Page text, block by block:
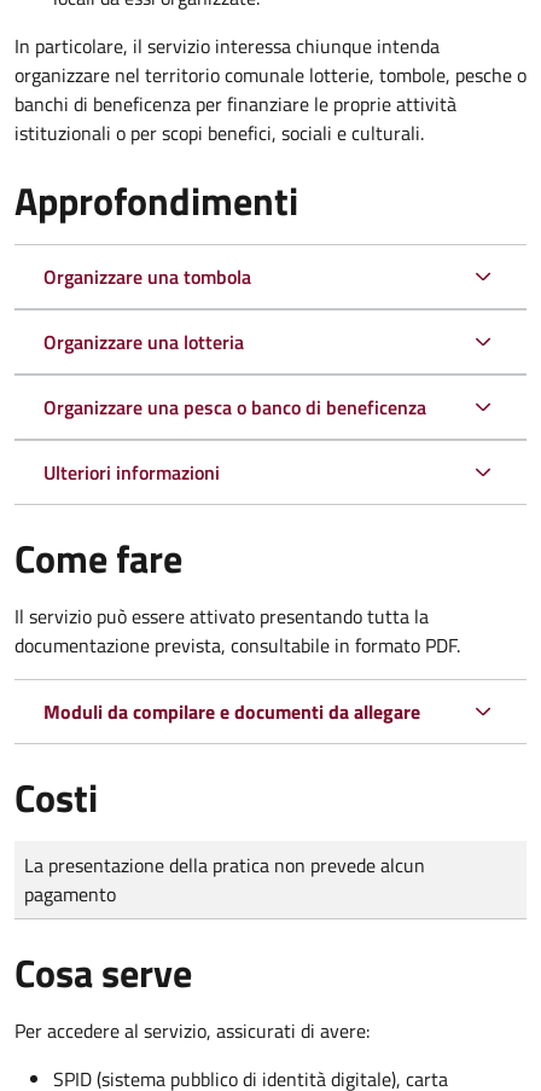
In particolare, il servizio interessa chiunque intenda
organizzare nel territorio comunale lotterie, tombole, pesche o
banchi di beneficenza per finanziare le proprie attività
istituzionali o per scopi benefici, sociali e culturali.
Approfondimenti
Organizzare una tombola
Organizzare una lotteria
Organizzare una pesca o banco di beneficenza
Ulteriori informazioni
Come fare
Il servizio può essere attivato presentando tutta la
documentazione prevista, consultabile in formato PDF.
Moduli da compilare e documenti da allegare
Costi
Tipo di pagamento
Importo
La presentazione della pratica non prevede alcun
pagamento
Cosa serve
Per accedere al servizio, assicurati di avere:
SPID (sistema pubblico di identità digitale), carta